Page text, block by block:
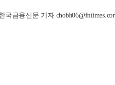
국금융신문 기자